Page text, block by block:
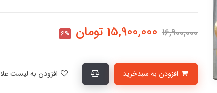
16,900,000
15,900,000 تومان 6%